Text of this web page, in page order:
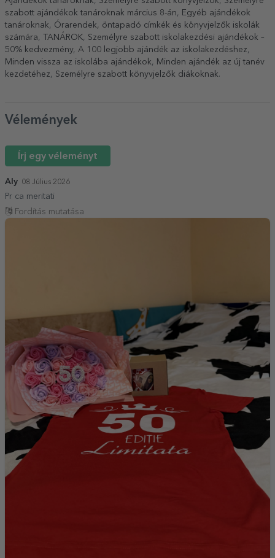
szabott ajándékok tanároknak március 8-án, Egyéb ajándékok
tanároknak, Órarendek, öntapadó címkék és könyvjelzők iskolák
számára, TANÁROK, Személyre szabott iskolakezdési ajándékok –
50% kedvezmény, A 100 legjobb ajándék az iskolakezdéshez,
Minden vissza az iskolába ajándékok, Minden ajándék az új tanév
kezdetéhez, Személyre szabott könyvjelzők diákoknak.
Vélemények
Írj egy véleményt
Aly 08 Július 2026
Pr ca meritati
Fordítás mutatása